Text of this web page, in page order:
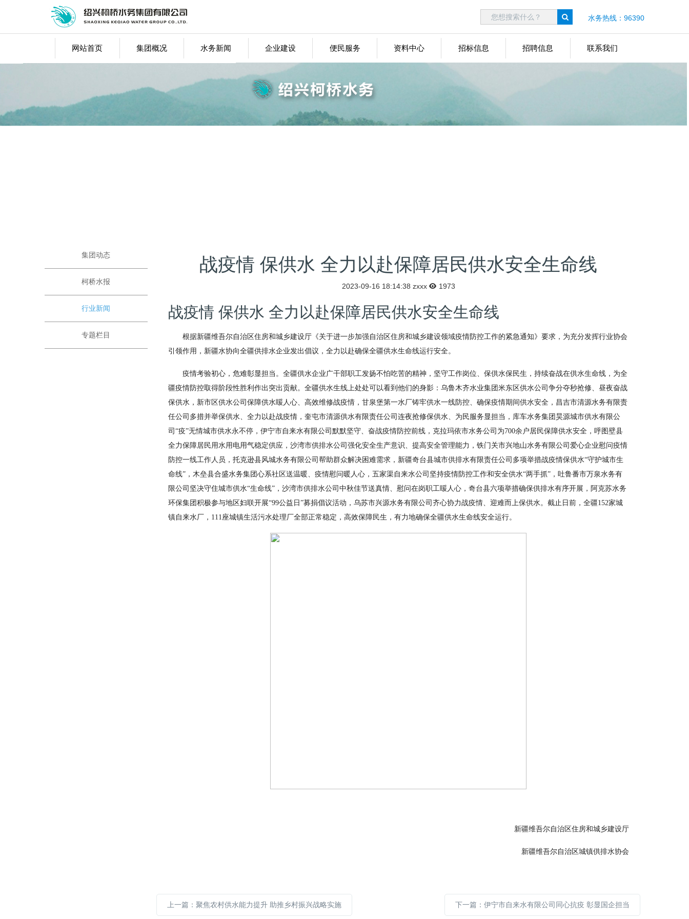
水务热线：96390
网站首页 集团概况 水务新闻 企业建设 便民服务 资料中心 招标信息 招聘信息 联系我们
集团动态
柯桥水报
行业新闻
专题栏目
战疫情 保供水 全力以赴保障居民供水安全生命线
2023-09-16 18:14:38 zxxx 1973
战疫情 保供水 全力以赴保障居民供水安全生命线
根据新疆维吾尔自治区住房和城乡建设厅《关于进一步加强自治区住房和城乡建设领域疫情防控工作的紧急通知》要求，为充分发挥行业协会
引领作用，新疆水协向全疆供排水企业发出倡议，全力以赴确保全疆供水生命线运行安全。
疫情考验初心，危难彰显担当。全疆供水企业广干部职工发扬不怕吃苦的精神，坚守工作岗位、保供水保民生，持续奋战在供水生命线，为全
疆疫情防控取得阶段性胜利作出突出贡献。全疆供水生线上处处可以看到他们的身影：乌鲁木齐水业集团米东区供水公司争分夺秒抢修、昼夜奋战
保供水，新市区供水公司保障供水䁔人心、高效维修战疫情，甘泉堡第一水厂铸牢供水一线防控、确保疫情期间供水安全，昌吉市清源水务有限责
任公司多措并举保供水、全力以赴战疫情，奎屯市清源供水有限责任公司连夜抢修保供水、为民服务显担当，库车水务集团昊源城市供水有限公
司“疫”无情城市供水永不停，伊宁市自来水有限公司默默坚守、奋战疫情防控前线，克拉玛依市水务公司为700余户居民保障供水安全，呼图壁县
全力保障居民用水用电用气稳定供应，沙湾市供排水公司强化安全生产意识、提高安全管理能力，铁门关市兴地山水务有限公司爱心企业慰问疫情
防控一线工作人员，托克逊县风城水务有限公司帮助群众解决困难需求，新疆奇台县城市供排水有限责任公司多项举措战疫情保供水“守护城市生
命线”，木垒县合盛水务集团心系社区送温暖、疫情慰问暖人心，五家渠自来水公司坚持疫情防控工作和安全供水“两手抓”，吐鲁番市万泉水务有
限公司坚决守住城市供水“生命线”，沙湾市供排水公司中秋佳节送真情、慰问在岗职工䁔人心，奇台县六项举措确保供排水有序开展，阿克苏水务
环保集团积极参与地区妇联开展“99公益日 ”募捐倡议活动，乌苏市兴源水务有限公司齐心协力战疫情、迎难而上保供水。截止日前，全疆152家城
镇自来水厂， 111座城镇生活污水处理厂全部正常稳定，高效保障民生，有力地确保全疆供水生命线安全运行。
新疆维吾尔自治区住房和城乡建设厅
新疆维吾尔自治区城镇供排水协会
上一篇：聚焦农村供水能力提升 助推乡村振兴战略实施 下一篇：伊宁市自来水有限公司同心抗疫 彰显国企担当